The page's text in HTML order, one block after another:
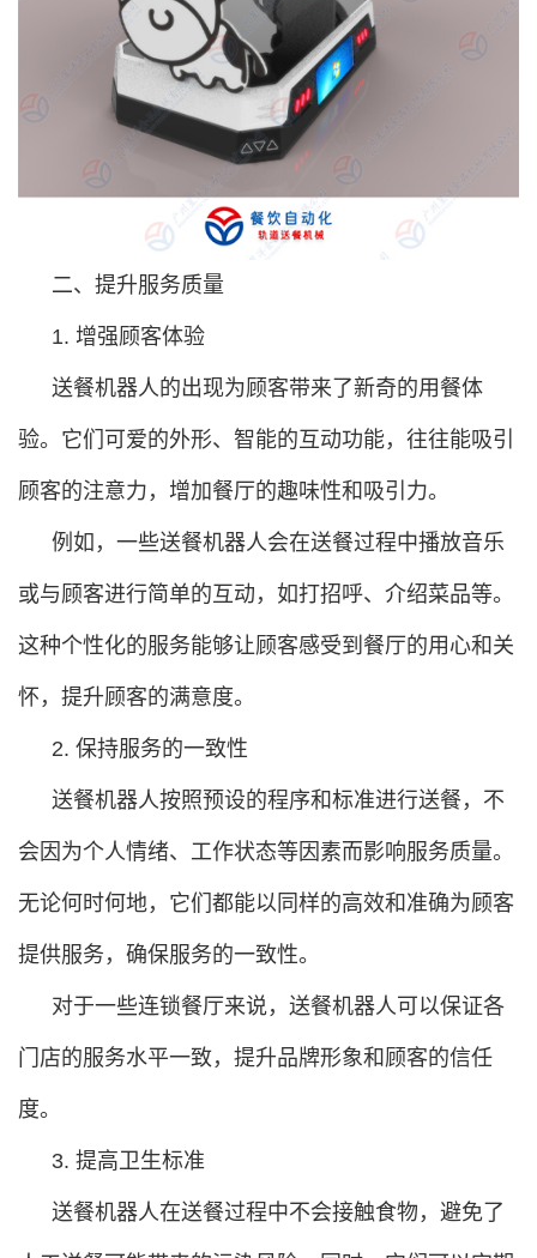
二、提升服务质量
1. 增强顾客体验
送餐机器人的出现为顾客带来了新奇的用餐体
验。它们可爱的外形、智能的互动功能，往往能吸引
顾客的注意力，增加餐厅的趣味性和吸引力。
例如，一些送餐机器人会在送餐过程中播放音乐
或与顾客进行简单的互动，如打招呼、介绍菜品等。
这种个性化的服务能够让顾客感受到餐厅的用心和关
怀，提升顾客的满意度。
2. 保持服务的一致性
送餐机器人按照预设的程序和标准进行送餐，不
会因为个人情绪、工作状态等因素而影响服务质量。
无论何时何地，它们都能以同样的高效和准确为顾客
提供服务，确保服务的一致性。
对于一些连锁餐厅来说，送餐机器人可以保证各
门店的服务水平一致，提升品牌形象和顾客的信任
度。
3. 提高卫生标准
送餐机器人在送餐过程中不会接触食物，避免了